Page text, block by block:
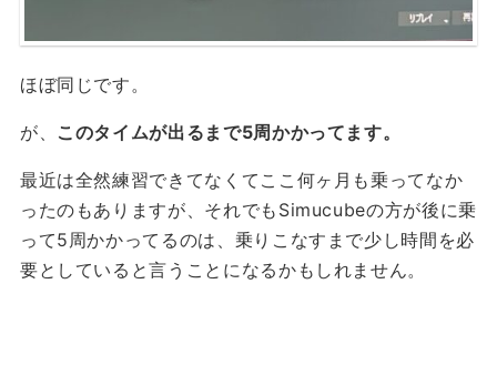
ほぼ同じです。
が、 このタイムが出るまで5周かかってます。
最近は全然練習できてなくてここ何ヶ月も乗ってなか
ったのもありますが、それでもSimucubeの方が後に乗
って5周かかってるのは、乗りこなすまで少し時間を必
要としていると言うことになるかもしれません。